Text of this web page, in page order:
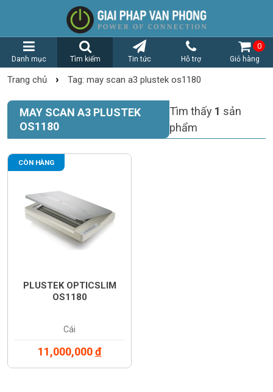
Danh mục Tìm kiếm Tin tức Hỗ trợ Giỏ hàng
0
Trang chủ › Tag: may scan a3 plustek os1180
MAY SCAN A3 PLUSTEK
OS1180
Tìm thấy 1 sản
phẩm
CÒN HÀNG
PLUSTEK OPTICSLIM
OS1180
Cái
11,000,000đ